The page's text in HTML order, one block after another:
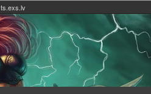
ts.exs.lv